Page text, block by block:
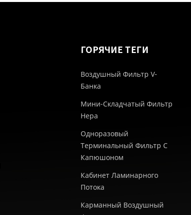
ГОРЯЧИЕ ТЕГИ
Воздушный Фильтр V-
Банка
Мини-Складчатый Фильтр
Hepa
Одноразовый
Терминальный Фильтр С
Капюшоном
Кабинет Ламинарного
Потока
Карманный Воздушный